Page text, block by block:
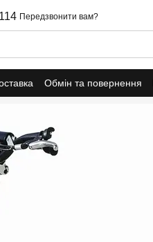
Передзвонити вам?
Обмін та повернення